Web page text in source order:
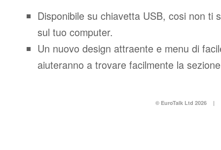
Disponibile su chiavetta USB, cosi non ti
sul tuo computer.
Un nuovo design attraente e menu di
aiuteranno a trovare facilmente la
© EuroTalk Ltd 2026 |